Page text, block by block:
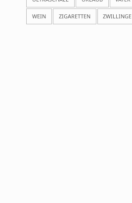
WEIN ZIGARETTEN ZWILLINGE